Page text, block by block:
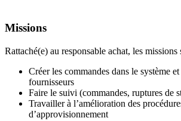
Missions
Rattaché(e) au responsable achat, les missions
Créer les commandes dans le système
fournisseurs
Faire le suivi (commandes, ruptures de
Travailler à l’amélioration des
d’approvisionnement